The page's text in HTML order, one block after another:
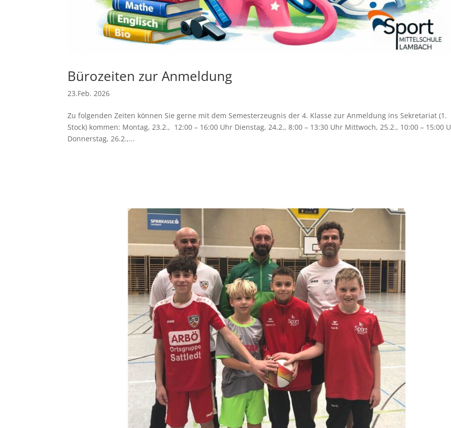
Bürozeiten zur Anmeldung
23.Feb. 2026
Zu folgenden Zeiten können Sie gerne mit dem Semesterzeugnis der 4. Klasse zur Anmeldung ins Sekretariat (1.
Stock) kommen: Montag, 23.2., 12:00 – 16:00 Uhr Dienstag, 24.2., 8:00 – 13:30 Uhr Mittwoch, 25.2., 10:00 – 15:00
Donnerstag, 26.2.,...